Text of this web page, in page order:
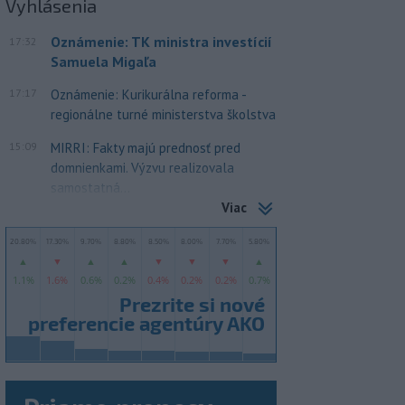
Vyhlásenia
17:32
Oznámenie: TK ministra investícií
Samuela Migaľa
17:17
Oznámenie: Kurikurálna reforma -
regionálne turné ministerstva školstva
15:09
MIRRI: Fakty majú prednosť pred
domnienkami. Výzvu realizovala
samostatná...
Viac